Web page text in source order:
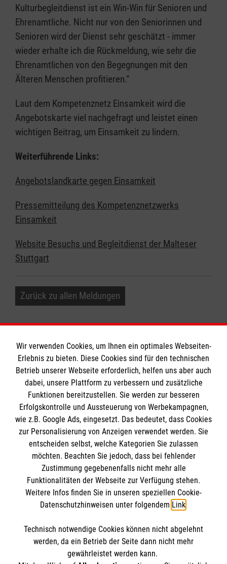
Kulturbegleitdienst ist ein Win-Win für Senioren und
Ehrenamtliche. Nicht nur von den Seniorinnen und
Senioren wird der Dienst sehr geschätzt - immer
wieder erhalte ich die Rückmeldung, wie sehr die
Ehrenamtlichen von den Begegnungen mit den
Älteren Menschen profitieren.“
Laut dem Kompetenznetz Einsamkeit wird die
Angebotskarte viel nachgefragt und leistet einen
wichtigen Beitrag, um Einsamkeit zu lindern.
Weiterführende Links:
Angebotslandkarte gegen Einsamkeit
Pressemitteilung des Kompetenznetzwerks
Einsamkeit
Website Besuchs und Begleitdienst der Malteser
Stuttgart
Zurück zu allen Meldungen
Informationen
Impressum
Datenschutz
Barrierefreiheit
Kontakt
Die Malteser
Malteser in Deutschland
Malteserorden
Sharepoint
Spendenkonto
IBAN: DE95 6809 0000 0005 7209 31
BIC: GENO DE61 FR1
So finden Sie uns
Wir verwenden Cookies, um Ihnen ein optimales Webseiten-
Erlebnis zu bieten. Diese Cookies sind für den technischen
Betrieb unserer Webseite erforderlich, helfen uns aber auch
dabei, unsere Plattform zu verbessern und zusätzliche
Funktionen bereitzustellen. Sie werden zur besseren
Erfolgskontrolle und Aussteuerung von Werbekampagnen,
wie z.B. Google Ads, eingesetzt. Das bedeutet, dass Cookies
zur Personalisierung von Anzeigen verwendet werden. Sie
entscheiden selbst, welche Kategorien Sie zulassen
möchten. Beachten Sie jedoch, dass bei fehlender
Zustimmung gegebenenfalls nicht mehr alle
Funktionalitäten der Webseite zur Verfügung stehen.
Weitere Infos finden Sie in unseren speziellen Cookie-
Datenschutzhinweisen unter folgendem Link.
Technisch notwendige Cookies können nicht abgelehnt
werden, da ein Betrieb der Seite dann nicht mehr
gewährleistet werden kann.